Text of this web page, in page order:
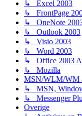
↳ Excel 2003
↳ FrontPage
↳ OneNote
↳ Outlook 2003
↳ Visio 2003
↳ Word 2003
↳ Office 2003
↳ Mozilla
MSN/WLM/WM
↳ MSN,
↳ Messenger
Overige